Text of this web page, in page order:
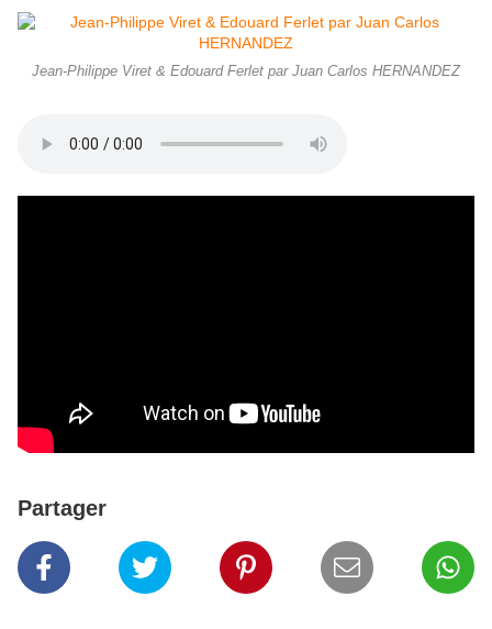
Jean-Philippe Viret & Edouard Ferlet par Juan Carlos HERNANDEZ
Partager